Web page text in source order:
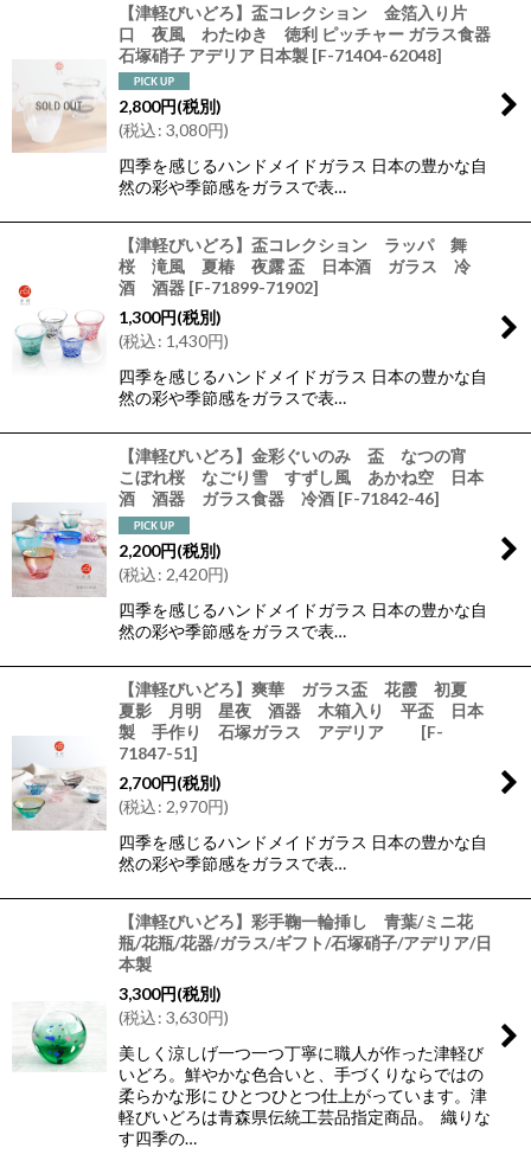
【津軽びいどろ】盃コレクション 金箔入り片
口 夜風 わたゆき 徳利 ピッチャー ガラス食器
石塚硝子 アデリア 日本製 [F-71404-62048]
2,800円(税別)
(税込: 3,080円)
四季を感じるハンドメイドガラス 日本の豊かな自
然の彩や季節感をガラスで表…
【津軽びいどろ】盃コレクション ラッパ 舞
桜 滝風 夏椿 夜露 盃 日本酒 ガラス 冷
酒 酒器 [F-71899-71902]
1,300円(税別)
(税込: 1,430円)
四季を感じるハンドメイドガラス 日本の豊かな自
然の彩や季節感をガラスで表…
【津軽びいどろ】金彩ぐいのみ 盃 なつの宵
こぼれ桜 なごり雪 すずし風 あかね空 日本
酒 酒器 ガラス食器 冷酒 [F-71842-46]
2,200円(税別)
(税込: 2,420円)
四季を感じるハンドメイドガラス 日本の豊かな自
然の彩や季節感をガラスで表…
【津軽びいどろ】爽華 ガラス盃 花霞 初夏
夏影 月明 星夜 酒器 木箱入り 平盃 日本
製 手作り 石塚ガラス アデリア
[F-
71847-51]
2,700円(税別)
(税込: 2,970円)
四季を感じるハンドメイドガラス 日本の豊かな自
然の彩や季節感をガラスで表…
【津軽びいどろ】彩手鞠一輪挿し 青葉/ミニ花
瓶/花瓶/花器/ガラス/ギフト/石塚硝子/アデリア/日
本製
3,300円(税別)
(税込: 3,630円)
美しく涼しげ一つ一つ丁寧に職人が作った津軽び
いどろ。鮮やかな色合いと、手づくりならではの
柔らかな形に ひとつひとつ仕上がっています。津
軽びいどろは青森県伝統工芸品指定商品。 織りな
す四季の…